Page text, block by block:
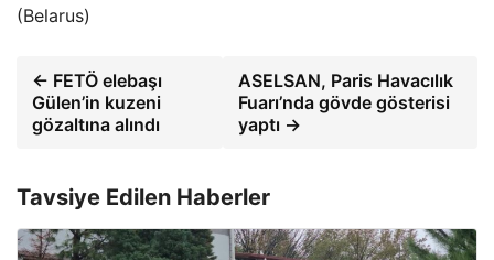
(Belarus)
← FETÖ elebaşı
Gülen’in kuzeni
gözaltına alındı
ASELSAN, Paris Havacılık
Fuarı’nda gövde gösterisi
yaptı →
Tavsiye Edilen Haberler